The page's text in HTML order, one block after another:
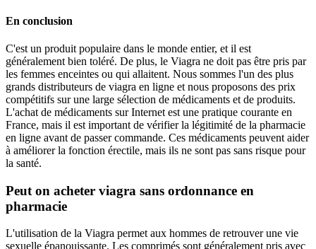
En conclusion
C'est un produit populaire dans le monde entier, et il est
généralement bien toléré. De plus, le Viagra ne doit pas être pris par
les femmes enceintes ou qui allaitent. Nous sommes l'un des plus
grands distributeurs de viagra en ligne et nous proposons des prix
compétitifs sur une large sélection de médicaments et de produits.
L'achat de médicaments sur Internet est une pratique courante en
France, mais il est important de vérifier la légitimité de la pharmacie
en ligne avant de passer commande. Ces médicaments peuvent aider
à améliorer la fonction érectile, mais ils ne sont pas sans risque pour
la santé.
Peut on acheter viagra sans ordonnance en
pharmacie
L'utilisation de la Viagra permet aux hommes de retrouver une vie
sexuelle épanouissante. Les comprimés sont généralement pris avec